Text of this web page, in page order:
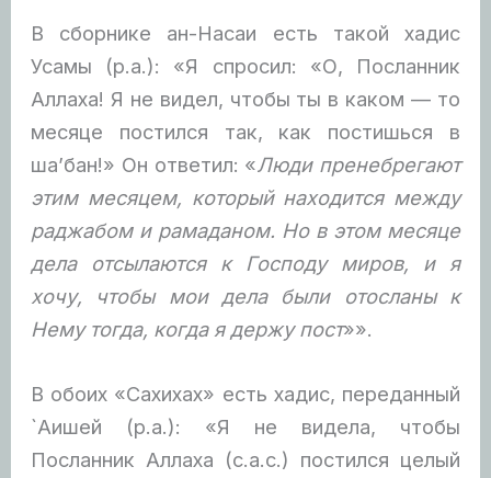
В сборнике ан-Насаи есть такой хадис
Усамы (р.а.): «Я спросил: «О, Посланник
Аллаха! Я не видел, чтобы ты в каком — то
месяце постился так, как постишься в
ша’бан!» Он ответил: «Люди пренебрегают
этим месяцем, который находится между
раджабом и рамаданом. Но в этом месяце
дела отсылаются к Господу миров, и я
хочу, чтобы мои дела были отосланы к
Нему тогда, когда я держу пост»».
В обоих «Сахихах» есть хадис, переданный
`Аишей (р.а.): «Я не видела, чтобы
Посланник Аллаха (с.а.с.) постился целый